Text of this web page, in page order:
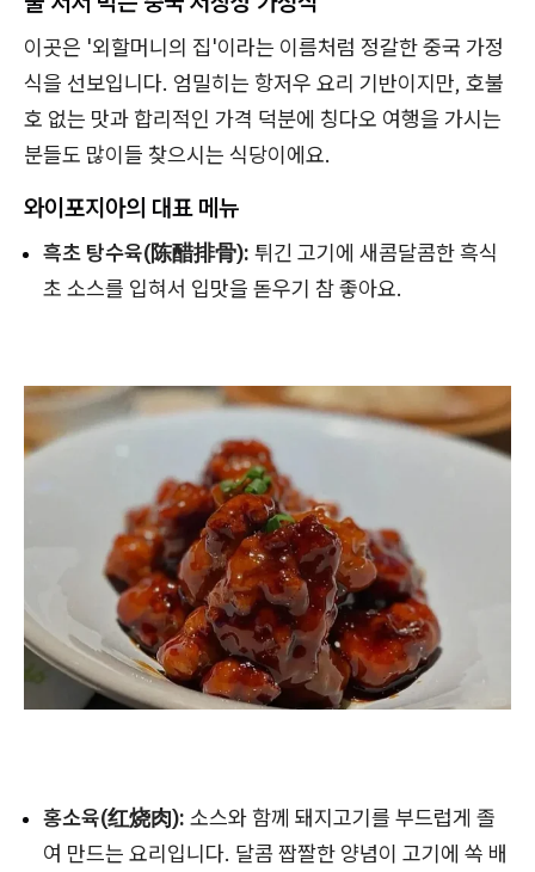
이곳은 '외할머니의 집'이라는 이름처럼 정갈한 중국 가정
식을 선보입니다. 엄밀히는 항저우 요리 기반이지만, 호불
호 없는 맛과 합리적인 가격 덕분에 칭다오 여행을 가시는
분들도 많이들 찾으시는 식당이에요.
와이포지아의 대표 메뉴
흑초 탕수육(陈醋排骨): 튀긴 고기에 새콤달콤한 흑식
초 소스를 입혀서 입맛을 돋우기 참 좋아요.
홍소육(红烧肉): 소스와 함께 돼지고기를 부드럽게 졸
여 만드는 요리입니다. 달콤 짭짤한 양념이 고기에 쏙 배